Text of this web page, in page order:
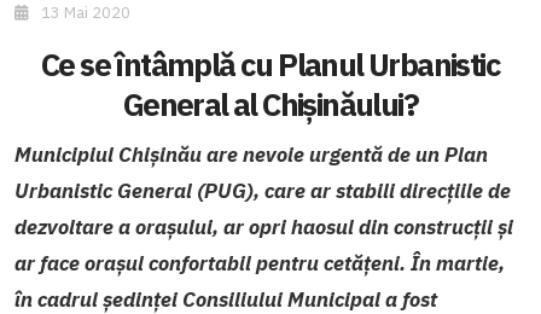
13 Mai 2020
Ce se întâmplă cu Planul Urbanistic
General al Chișinăului?
Municipiul Chișinău are nevoie urgentă de un Plan
Urbanistic General (PUG), care ar stabili direcțiile de
dezvoltare a orașului, ar opri haosul din construcții și
ar face orașul confortabil pentru cetățeni. În martie,
în cadrul ședinței Consiliului Municipal a fost